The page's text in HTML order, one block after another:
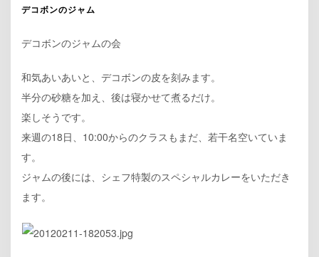
デコボンのジャム
デコボンのジャムの会
和気あいあいと、デコボンの皮を刻みます。
半分の砂糖を加え、後は寝かせて煮るだけ。
楽しそうです。
来週の18日、10:00からのクラスもまだ、若干名空いていま
す。
ジャムの後には、シェフ特製のスペシャルカレーをいただき
ます。